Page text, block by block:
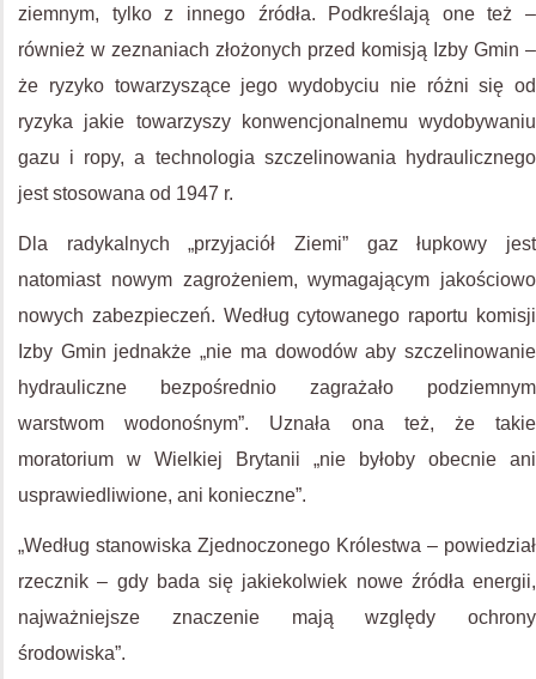
ziemnym, tylko z innego źródła. Podkreślają one też –
również w zeznaniach złożonych przed komisją Izby Gmin –
że ryzyko towarzyszące jego wydobyciu nie różni się od
ryzyka jakie towarzyszy konwencjonalnemu wydobywaniu
gazu i ropy, a technologia szczelinowania hydraulicznego
jest stosowana od 1947 r.
Dla radykalnych „przyjaciół Ziemi” gaz łupkowy jest
natomiast nowym zagrożeniem, wymagającym jakościowo
nowych zabezpieczeń. Według cytowanego raportu komisji
Izby Gmin jednakże „nie ma dowodów aby szczelinowanie
hydrauliczne bezpośrednio zagrażało podziemnym
warstwom wodonośnym”. Uznała ona też, że takie
moratorium w Wielkiej Brytanii „nie byłoby obecnie ani
usprawiedliwione, ani konieczne”.
„Według stanowiska Zjednoczonego Królestwa – powiedział
rzecznik – gdy bada się jakiekolwiek nowe źródła energii,
najważniejsze znaczenie mają względy ochrony
środowiska”.